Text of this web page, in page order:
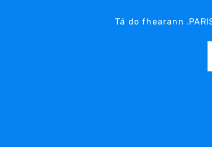
Tá do fhearann